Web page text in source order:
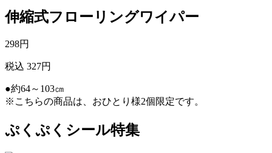
伸縮式フローリングワイパー
298円
税込 327円
●約64～103㎝
※こちらの商品は、おひとり様2個限定です。
ぷくぷくシール特集